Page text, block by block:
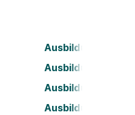
Ausbildung
Ausbildung Bonn
Ausbildung
Ausbildung